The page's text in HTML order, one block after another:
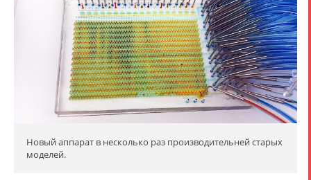
Новый аппарат в несколько раз производительней старых
моделей.